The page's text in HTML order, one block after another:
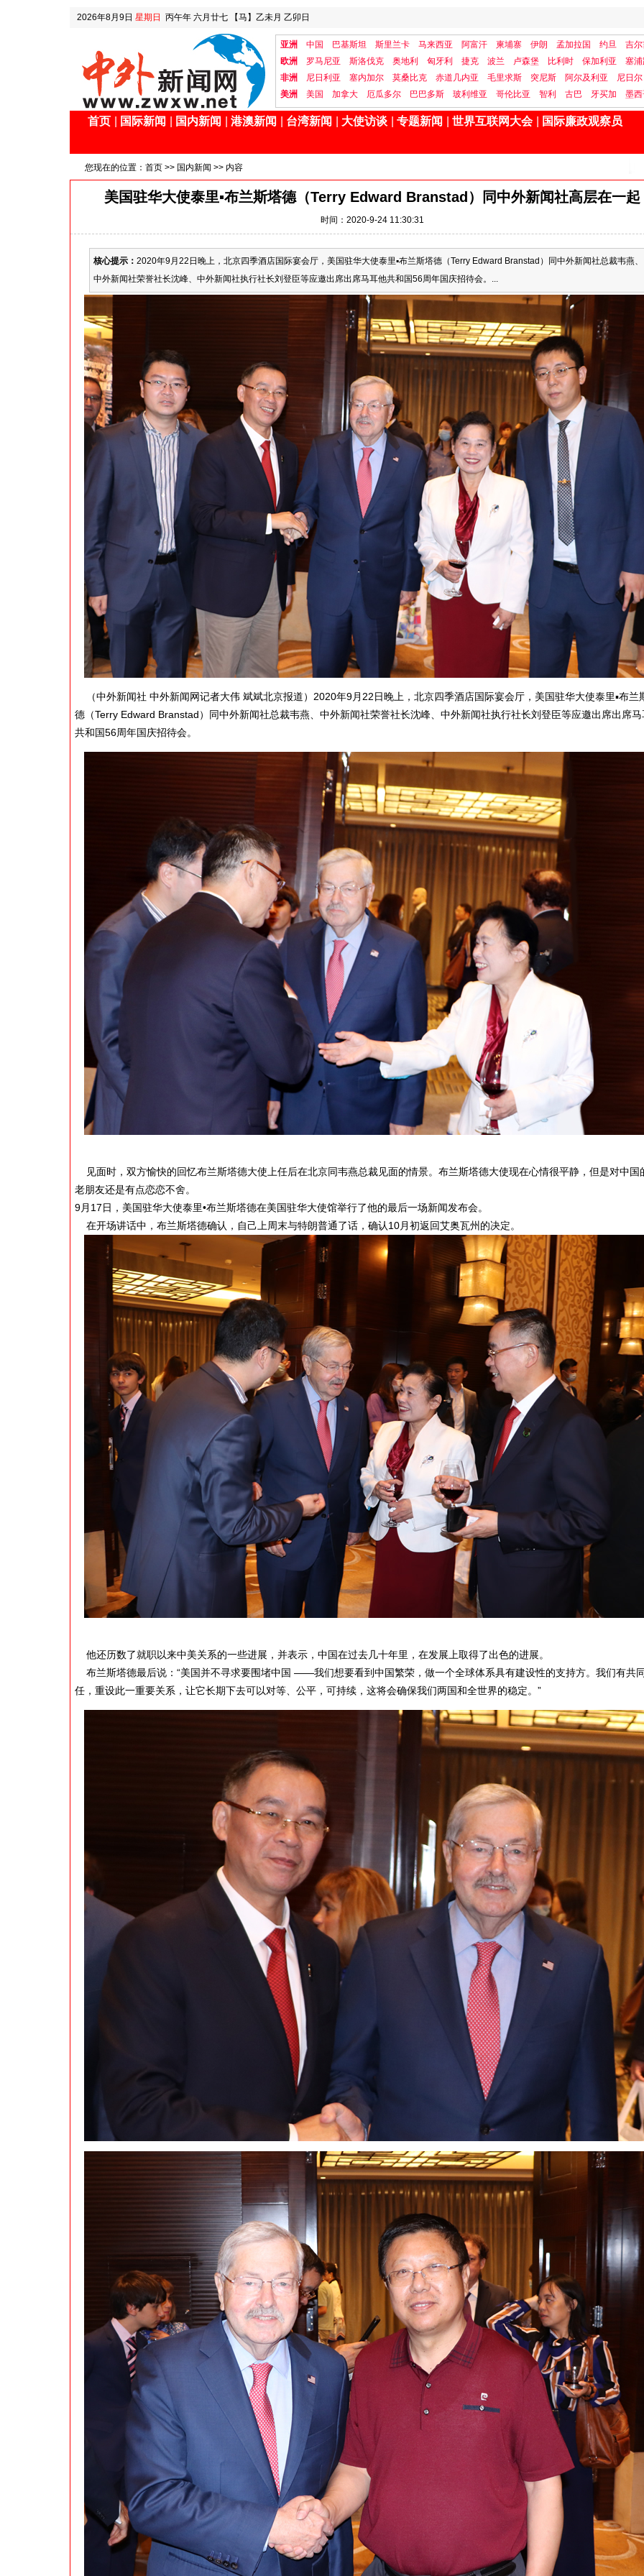
2026年8月9日 星期日 丙午年 六月廿七 【马】乙未月 乙卯日
亚洲 中国 巴基斯坦 斯里兰卡 马来西亚 阿富汗 柬埔寨 伊朗 孟加拉国 约旦
吉
欧洲
罗马尼亚 斯洛伐克 奥地利 匈牙利 捷克 波兰 卢森堡 比利时 保加利亚
塞
非洲
尼日利亚 塞内加尔 莫桑比克 赤道几内亚 毛里求斯 突尼斯 阿尔及利亚
尼日尔
美洲
美国 加拿大 厄瓜多尔 巴巴多斯 玻利维亚 哥伦比亚 智利 古巴 牙买加 墨
首页 国际新闻 国内新闻 港澳新闻 台湾新闻 大使访谈 专题新闻 世界互联网大会 国际廉政观察员
您现在的位置： 首页 >> 国内新闻 >> 内容
美国驻华大使泰里▪布兰斯塔德（Terry Edward Branstad）同中外新闻社高层在一起
时间：2020-9-24 11:30:31
核心提示： 2020年9月22日晚上，北京四季酒店国际宴会厅，美国驻华大使泰里▪布兰斯塔德（Terry Edward Branstad）同中外新闻社总裁韦燕、
中外新闻社荣誉社长沈峰、中外新闻社执行社长刘登臣等应邀出席出席马耳他共和国56周年国庆招待会。...
（中外新闻社 中外新闻网记者大伟 斌斌北京报道）2020年9月22日晚上，北京四季酒店国际宴会厅，美国驻华大使泰里▪布兰
德（Terry Edward Branstad）同中外新闻社总裁韦燕、中外新闻社荣誉社长沈峰、中外新闻社执行社长刘登臣等应邀出席出席马
共和国56周年国庆招待会。
见面时，双方愉快的回忆布兰斯塔德大使上任后在北京同韦燕总裁见面的情景。布兰斯塔德大使现在心情很平静，但是对中国
老朋友还是有点恋恋不舍。
9月17日，美国驻华大使泰里•布兰斯塔德在美国驻华大使馆举行了他的最后一场新闻发布会。
在开场讲话中，布兰斯塔德确认，自己上周末与特朗普通了话，确认10月初返回艾奥瓦州的决定。
他还历数了就职以来中美关系的一些进展，并表示，中国在过去几十年里，在发展上取得了出色的进展。
布兰斯塔德最后说：“美国并不寻求要围堵中国 ——我们想要看到中国繁荣，做一个全球体系具有建设性的支持方。我们有共
任，重设此一重要关系，让它长期下去可以对等、公平，可持续，这将会确保我们两国和全世界的稳定。”